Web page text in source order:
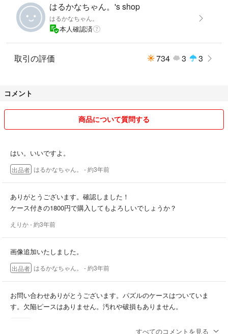
はるかなちゃん。's shop
はるかなちゃん。
本人確認済
取引の評価 734 3 3
コメント
商品について質問する
はい。いいですよ。
出品者 はるかなちゃん。 - 約3年前
ありがとうございます。確認しました！
ケース付きの1800円で購入してもよろしいでしょうか？
えりか- 約3年前
画像追加いたしました。
出品者 はるかなちゃん。 - 約3年前
お問い合わせありがとうございます。パズルのケースはついていま
す。欠陥ピースはありません。汚れや破損もありません。
すべてのコメントを見る